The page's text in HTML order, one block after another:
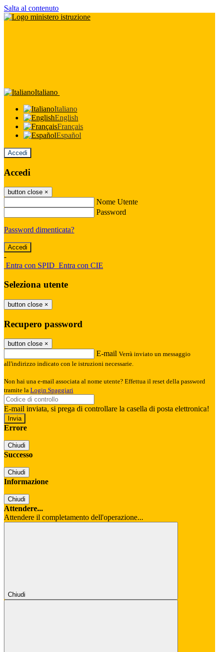
Salta al contenuto
Italiano
Italiano
English
Français
Español
Accedi
Accedi
button close ×
Nome Utente
Password
Password dimenticata?
-
Entra con SPID Entra con CIE
Seleziona utente
button close ×
Recupero password
button close ×
E-mail Verrà inviato un messaggio
all'indirizzo indicato con le istruzioni necessarie.
Non hai una e-mail associata al nome utente? Effettua il reset della password
tramite la Login Spaggiari
E-mail inviata, si prega di controllare la casella di posta elettronica!
Errore
Chiudi
Successo
Chiudi
Informazione
Chiudi
Attendere...
Attendere il completamento dell'operazione...
Chiudi